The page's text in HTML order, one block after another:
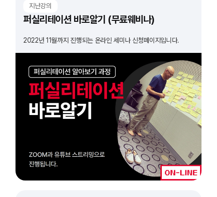
지난강의
퍼실리테이션 바로알기 (무료웨비나)
2022년 11월까지 진행되는 온라인 세미나 신청페이지입니다.